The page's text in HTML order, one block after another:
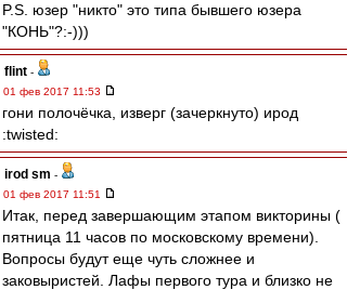
P.S. юзер "никто" это типа бывшего юзера
"КОНЬ"?:-)))
flint -
01 фев 2017 11:53
гони полочёчка, изверг (зачеркнуто) ирод
:twisted:
irod sm -
01 фев 2017 11:51
Итак, перед завершающим этапом викторины (
пятница 11 часов по московскому времени).
Вопросы будут еще чуть сложнее и
заковыристей. Лафы первого тура и близко не